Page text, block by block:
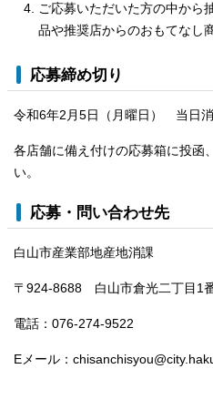
ご応募いただいた方の中から
品や推奨店からのおもてなし
応募締め切り
令和6年2月5日（月曜日） 当日
各店舗に備え付けの応募箱に投函
い。
応募・問い合わせ先
白山市産業部地産地消課
〒924-8688 白山市倉光二丁目1
電話：076-274-9522
Eメール：